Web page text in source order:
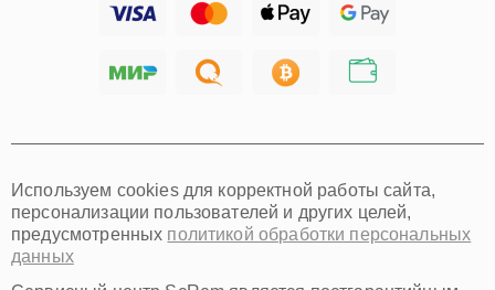
Хабаровск
Омск
Красноярск
Пермь
Ульяновск
Используем cookies для корректной работы сайта,
персонализации пользователей и других целей,
предусмотренных политикой обработки персональных
данных